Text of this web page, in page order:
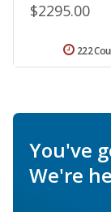
$2295.00
222
You've
We're